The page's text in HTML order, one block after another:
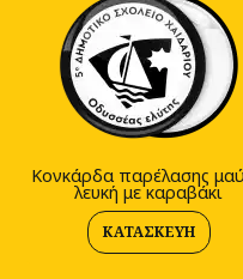
Κονκάρδα παρέλασης
λευκή με καραβάκι
ΚΑΤΑΣΚΕΥΉ